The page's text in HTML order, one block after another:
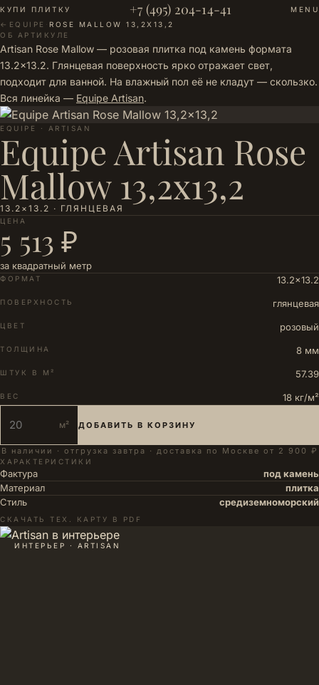
КУПИ ПЛИТКУ +7 (495) 204-14-41
MENU
← EQUIPE · ROSE MALLOW 13,2X13,2
ОБ АРТИКУЛЕ
Artisan Rose Mallow — розовая плитка под камень формата
13.2×13.2. Глянцевая поверхность ярко отражает свет,
подходит для ванной. На влажный пол её не кладут — скользко.
Вся линейка — Equipe Artisan.
EQUIPE · ARTISAN
Equipe Artisan Rose
Mallow 13,2x13,2
13.2×13.2 · ГЛЯНЦЕВАЯ
ЦЕНА
5 513 ₽
за квадратный метр
ФОРМАТ 13.2×13.2
ПОВЕРХНОСТЬ глянцевая
ЦВЕТ розовый
ТОЛЩИНА 8 мм
ШТУК В М² 57.39
ВЕС 18 кг/м²
м² ДОБАВИТЬ В КОРЗИНУ
В наличии · отгрузка завтра · доставка по Москве от 2 900 ₽
ХАРАКТЕРИСТИКИ
Фактура
под камень
Материал
плитка
Стиль
средиземноморский
СКАЧАТЬ ТЕХ. КАРТУ В PDF
ИНТЕРЬЕР · ARTISAN